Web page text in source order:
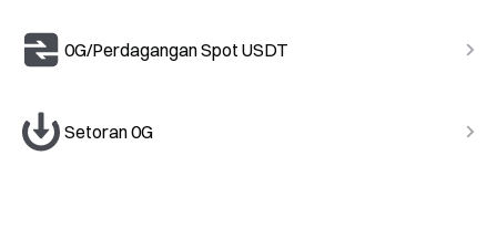
0G/Perdagangan Spot USDT
Setoran 0G